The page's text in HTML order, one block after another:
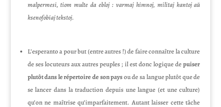
malpermesi, tiom multe da ebloj : varmaj himnoj, militaj kantoj aŭ
ksenofobiaj tekstoj.
L’esperanto a pour but (entre autres !) de faire connaître la culture
de ses locuteurs aux autres peuples ; il est donc logique depuiser
plutôt dans le répertoire de son paysou de sa langue plutôt que de
se lancer dans la traduction depuis une langue (et une culture)
qu’on ne maîtrise qu’imparfaitement. Autant laisser cette tâche